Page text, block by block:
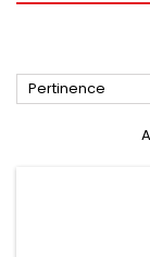
Pertinence